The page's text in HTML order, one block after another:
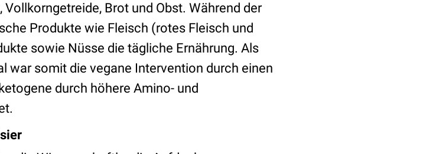
Vollkorngetreide, Brot und Obst. Während der
Produkte wie Fleisch (rotes Fleisch und
sowie Nüsse die tägliche Ernährung. Als
war somit die vegane Intervention durch einen
durch höhere Amino- und